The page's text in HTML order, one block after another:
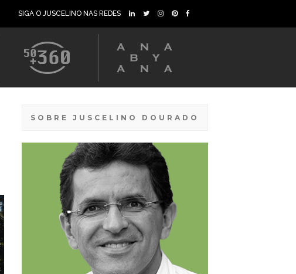
SIGA O JUSCELINO NAS REDES
SOBRE JUSCELINO DOURADO